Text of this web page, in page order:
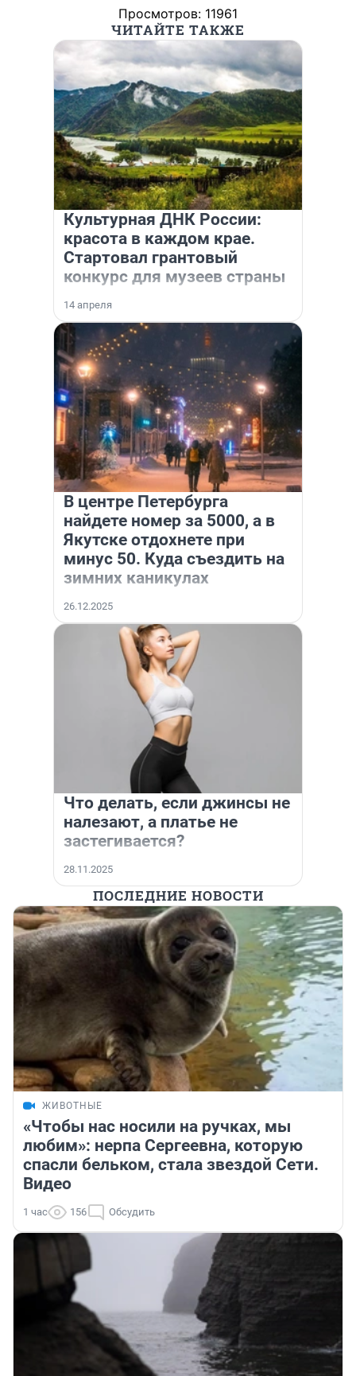
Просмотров: 11961
ЧИТАЙТЕ ТАКЖЕ
Культурная ДНК России:
красота в каждом крае.
Стартовал грантовый
конкурс для музеев страны
14 апреля
В центре Петербурга
найдете номер за 5000, а в
Якутске отдохнете при
минус 50. Куда съездить на
зимних каникулах
26.12.2025
Что делать, если джинсы не
налезают, а платье не
застегивается?
28.11.2025
ПОСЛЕДНИЕ НОВОСТИ
ЖИВОТНЫЕ
«Чтобы нас носили на ручках, мы
любим»: нерпа Сергеевна, которую
спасли бельком, стала звездой Сети.
Видео
1 час 156 Обсудить